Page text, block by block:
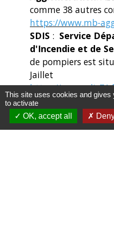
comme 38 autres
https://www.mb-
SDIS : Service
d'Incendie et de
de pompiers est
Jaillet
https://
dincendie-et-de-
SPANC:Service
d’Assainissement
This site uses cookies and
to activate
OK, accept all